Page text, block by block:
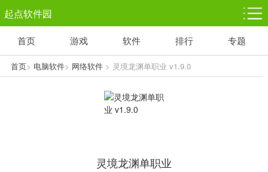
起点软件园
塔防游戏
1千+款游戏
休闲益智
1万+款游戏
体育竞技
5百+款游戏
赛车竞速
3百+款游戏
首页 游戏 软件 排行 专题
首页> 电脑软件> 网络软件> 灵境龙渊单职业 v1.9.0
灵境龙渊单职业